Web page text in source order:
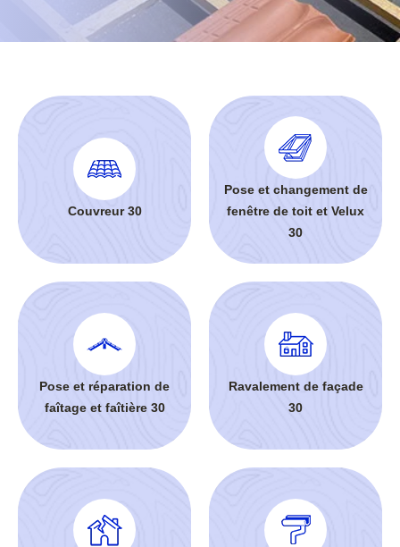
Couvreur 30
Pose et changement de
fenêtre de toit et Velux
30
Pose et réparation de
faîtage et faîtière 30
Ravalement de façade
30